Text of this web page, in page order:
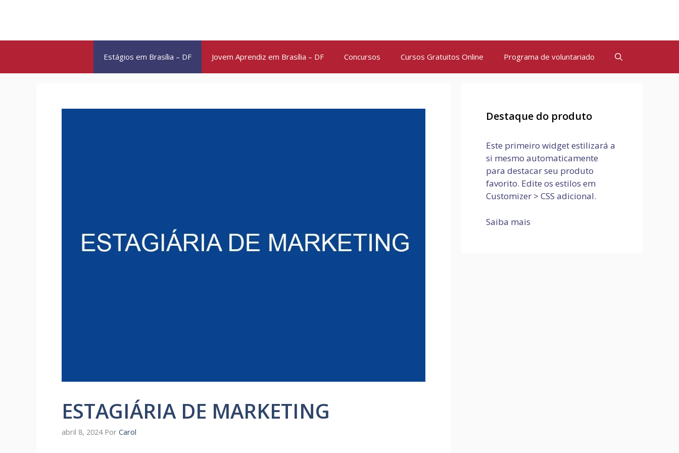
conteúdo
Estágios em Brasília – DF Jovem Aprendiz em Brasília – DF Concursos Cursos Gratuitos Online Programa de voluntariado
ESTAGIÁRIA DE MARKETING
abril 8, 2024 Por Carol
Destaque do produto
Este primeiro widget estilizará a
si mesmo automaticamente
para destacar seu produto
favorito. Edite os estilos em
Customizer > CSS adicional.
Saiba mais